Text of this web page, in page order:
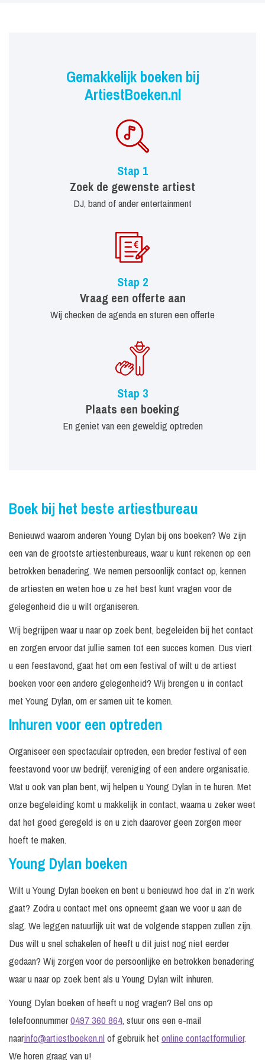
Gemakkelijk boeken bij
ArtiestBoeken.nl
Stap 1
Zoek de gewenste artiest
DJ, band of ander entertainment
Stap 2
Vraag een offerte aan
Wij checken de agenda en sturen een offerte
Stap 3
Plaats een boeking
En geniet van een geweldig optreden
Boek bij het beste artiestbureau
Benieuwd waarom anderen Young Dylan bij ons boeken? We zijn
een van de grootste artiestenbureaus, waar u kunt rekenen op een
betrokken benadering. We nemen persoonlijk contact op, kennen
de artiesten en weten hoe u ze het best kunt vragen voor de
gelegenheid die u wilt organiseren.
Wij begrijpen waar u naar op zoek bent, begeleiden bij het contact
en zorgen ervoor dat jullie samen tot een succes komen. Dus viert
u een feestavond, gaat het om een festival of wilt u de artiest
boeken voor een andere gelegenheid? Wij brengen u in contact
met Young Dylan, om er samen uit te komen.
Inhuren voor een optreden
Organiseer een spectaculair optreden, een breder festival of een
feestavond voor uw bedrijf, vereniging of een andere organisatie.
Wat u ook van plan bent, wij helpen u Young Dylan in te huren. Met
onze begeleiding komt u makkelijk in contact, waarna u zeker weet
dat het goed geregeld is en u zich daarover geen zorgen meer
hoeft te maken.
Young Dylan boeken
Wilt u Young Dylan boeken en bent u benieuwd hoe dat in z’n werk
gaat? Zodra u contact met ons opneemt gaan we voor u aan de
slag. We leggen natuurlijk uit wat de volgende stappen zullen zijn.
Dus wilt u snel schakelen of heeft u dit juist nog niet eerder
gedaan? Wij zorgen voor de persoonlijke en betrokken benadering
waar u naar op zoek bent als u Young Dylan wilt inhuren.
Young Dylan boeken of heeft u nog vragen? Bel ons op
telefoonnummer0497 360 864, stuur ons een e-mail
naarinfo@artiestboeken.nlof gebruik het online contactformulier.
We horen graag van u!